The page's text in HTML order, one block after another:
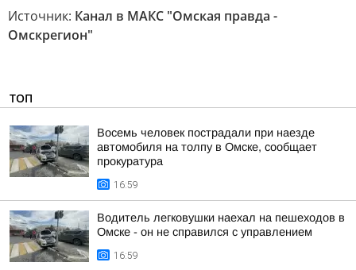
Источник: Канал в МАКС "Омская правда -
Омскрегион"
ТОП
Восемь человек пострадали при наезде
автомобиля на толпу в Омске, сообщает
прокуратура
16:59
Водитель легковушки наехал на пешеходов в
Омске - он не справился с управлением
16:59